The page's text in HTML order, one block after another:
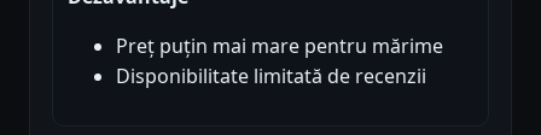
Preț puțin mai mare pentru mărime
Disponibilitate limitată de recenzii